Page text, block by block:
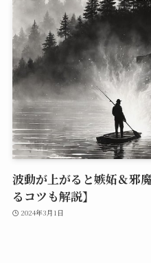
波動が上がると嫉妬＆邪
るコツも解説】
2024年3月1日